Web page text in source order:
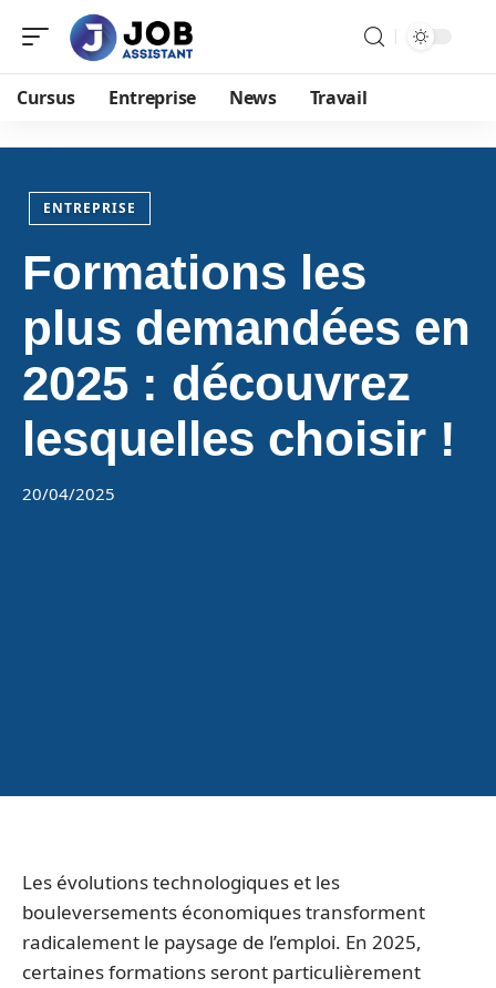
Cursus Entreprise News Travail
ENTREPRISE
Formations les
plus demandées en
2025 : découvrez
lesquelles choisir !
20/04/2025
Les évolutions technologiques et les
bouleversements économiques transforment
radicalement le paysage de l’emploi. En 2025,
certaines formations seront particulièrement